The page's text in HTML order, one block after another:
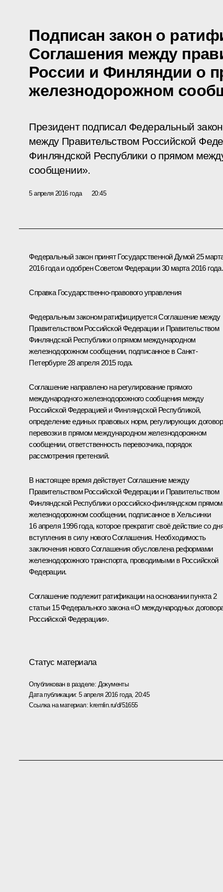
Подписан закон о
Соглашения между
России и Финляндии о
железнодорожном
Президент подписал Федеральный
между Правительством Российской
Финляндской Республики о прямом
сообщении».
5 апреля 2016 года 20:45
Федеральный закон принят Государственной Думой 25
2016 года и одобрен Советом Федерации 30 марта 2016 года.
Справка Государственно-правового управления
Федеральным законом ратифицируется Соглашение между
Правительством Российской Федерации и Правительством
Финляндской Республики о прямом международном
железнодорожном сообщении, подписанное в Санкт-
Петербурге 28 апреля 2015 года.
Соглашение направлено на регулирование прямого
международного железнодорожного сообщения между
Российской Федерацией и Финляндской Республикой,
определение единых правовых норм, регулирующих договор
перевозки в прямом международном железнодорожном
сообщении, ответственность перевозчика, порядок
рассмотрения претензий.
В настоящее время действует Соглашение между
Правительством Российской Федерации и Правительством
Финляндской Республики о российско-финляндском прямом
железнодорожном сообщении, подписанное в Хельсинки
16 апреля 1996 года, которое прекратит своё действие со
вступления в силу нового Соглашения. Необходимость
заключения нового Соглашения обусловлена реформами
железнодорожного транспорта, проводимыми в Российской
Федерации.
Соглашение подлежит ратификации на основании пункта 2
статьи 15 Федерального закона «О международных
Российской Федерации».
Статус материала
Опубликован в разделе: Документы
Дата публикации:5 апреля 2016 года, 20:45
Ссылка на материал: kremlin.ru/d/51655